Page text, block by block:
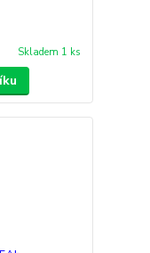
Skladem 1 ks